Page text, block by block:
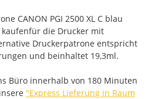
CANON PGI 2500 XL C blau
die Drucker mit
Druckerpatrone entspricht
und beinhaltet 19,3ml.
Büro innerhalb von 180 Minuten
"Express Lieferung in Raum